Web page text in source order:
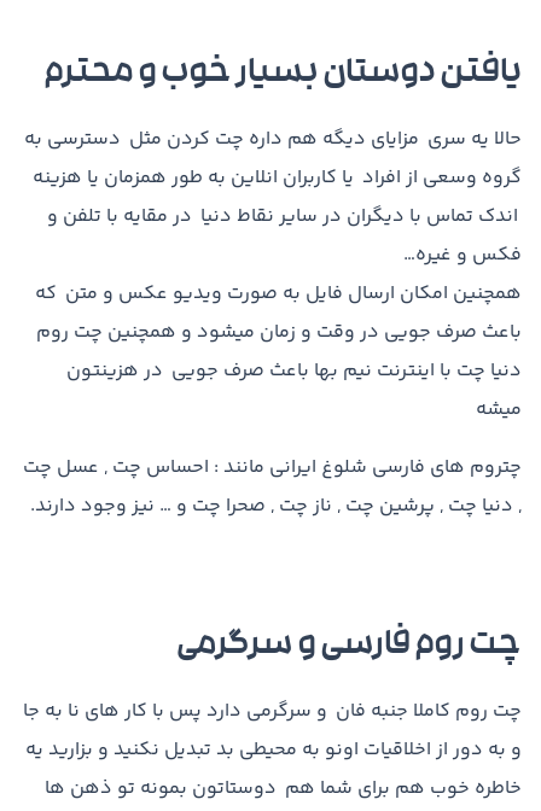
یافتن دوستان بسیار خوب و محترم
حالا یه سری مزایای دیگه هم داره چت کردن مثل دسترسی به
گروه وسعی از افراد یا کاربران انلاین به طور همزمان یا هزینه
اندک تماس با دیگران در سایر نقاط دنیا در مقایه با تلفن و
فکس و غیره…
همچنین امکان ارسال فایل به صورت ویدیو عکس و متن که
باعث صرف جویی در وقت و زمان میشود و همچنین چت روم
دنیا چت با اینترنت نیم بها باعث صرف جویی در هزینتون
میشه
چتروم های فارسی شلوغ ایرانی مانند : احساس چت , عسل چت
, دنیا چت , پرشین چت , ناز چت , صحرا چت و … نیز وجود دارند.
چت روم فارسی و سرگرمی
چت روم کاملا جنبه فان و سرگرمی دارد پس با کار های نا به جا
و به دور از اخلاقیات اونو به محیطی بد تبدیل نکنید و بزارید یه
خاطره خوب هم برای شما هم دوستاتون بمونه تو ذهن ها